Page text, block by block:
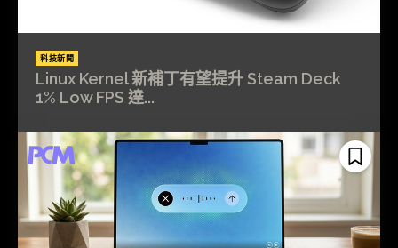
科技新聞
Linux Kernel 新補丁有望提升 Steam Deck
1% Low FPS 達...